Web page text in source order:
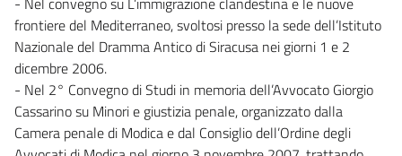
frontiere del Mediterraneo, svoltosi presso la sede dell’Istituto
Nazionale del Dramma Antico di Siracusa nei giorni 1 e 2
dicembre 2006.
- Nel 2° Convegno di Studi in memoria dell’Avvocato Giorgio
Cassarino su Minori e giustizia penale, organizzato dalla
Camera penale di Modica e dal Consiglio dell’Ordine degli